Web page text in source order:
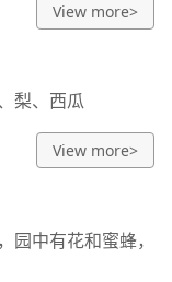
View more>
梨、西瓜
View more>
中有花和蜜蜂，